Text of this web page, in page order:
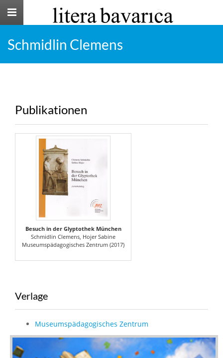
Toggle
Schmidlin Clemens
Publikationen
Besuch in der Glyptothek München
Schmidlin Clemens, Hojer Sabine
Museumspädagogisches Zentrum (2017)
Verlage
Museumspädagogisches Zentrum